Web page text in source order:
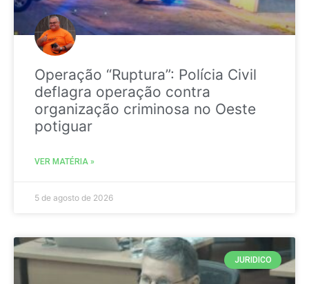
Operação “Ruptura”: Polícia Civil
deflagra operação contra
organização criminosa no Oeste
potiguar
VER MATÉRIA »
5 de agosto de 2026
JURIDICO